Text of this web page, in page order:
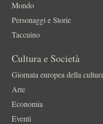
Mondo
Personaggi e Storie
Taccuino
Cultura e Società
Giornata europea della
Arte
Economia
Eventi